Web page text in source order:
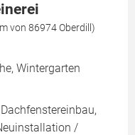
von 86974 Oberdill)
Wintergarten
/